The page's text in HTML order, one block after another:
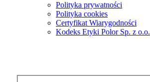
Polityka prywatności
Polityka cookies
Certyfikat Wiarygodności
Kodeks Etyki Polor Sp. z o.o.